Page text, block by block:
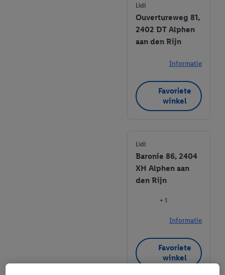
Lidl
Ouvertureweg 81,
2402 DT Alphen
aan den Rijn
Informatie
Favoriete
winkel
Lidl
Baronie 86, 2404
XH Alphen aan
den Rijn
+ 1
Informatie
Favoriete
winkel